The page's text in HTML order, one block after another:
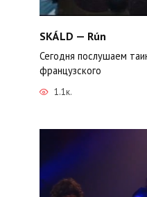
SKÁLD — Rún
Сегодня послушаем
французского
1.1к.